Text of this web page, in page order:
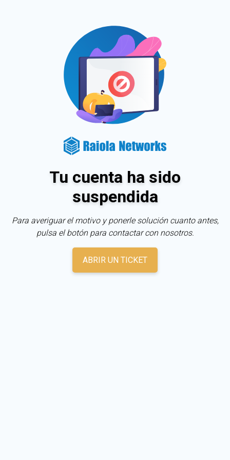
Tu cuenta ha sido
suspendida
Para averiguar el motivo y ponerle solución cuanto antes,
pulsa el botón para contactar con nosotros.
ABRIR UN TICKET